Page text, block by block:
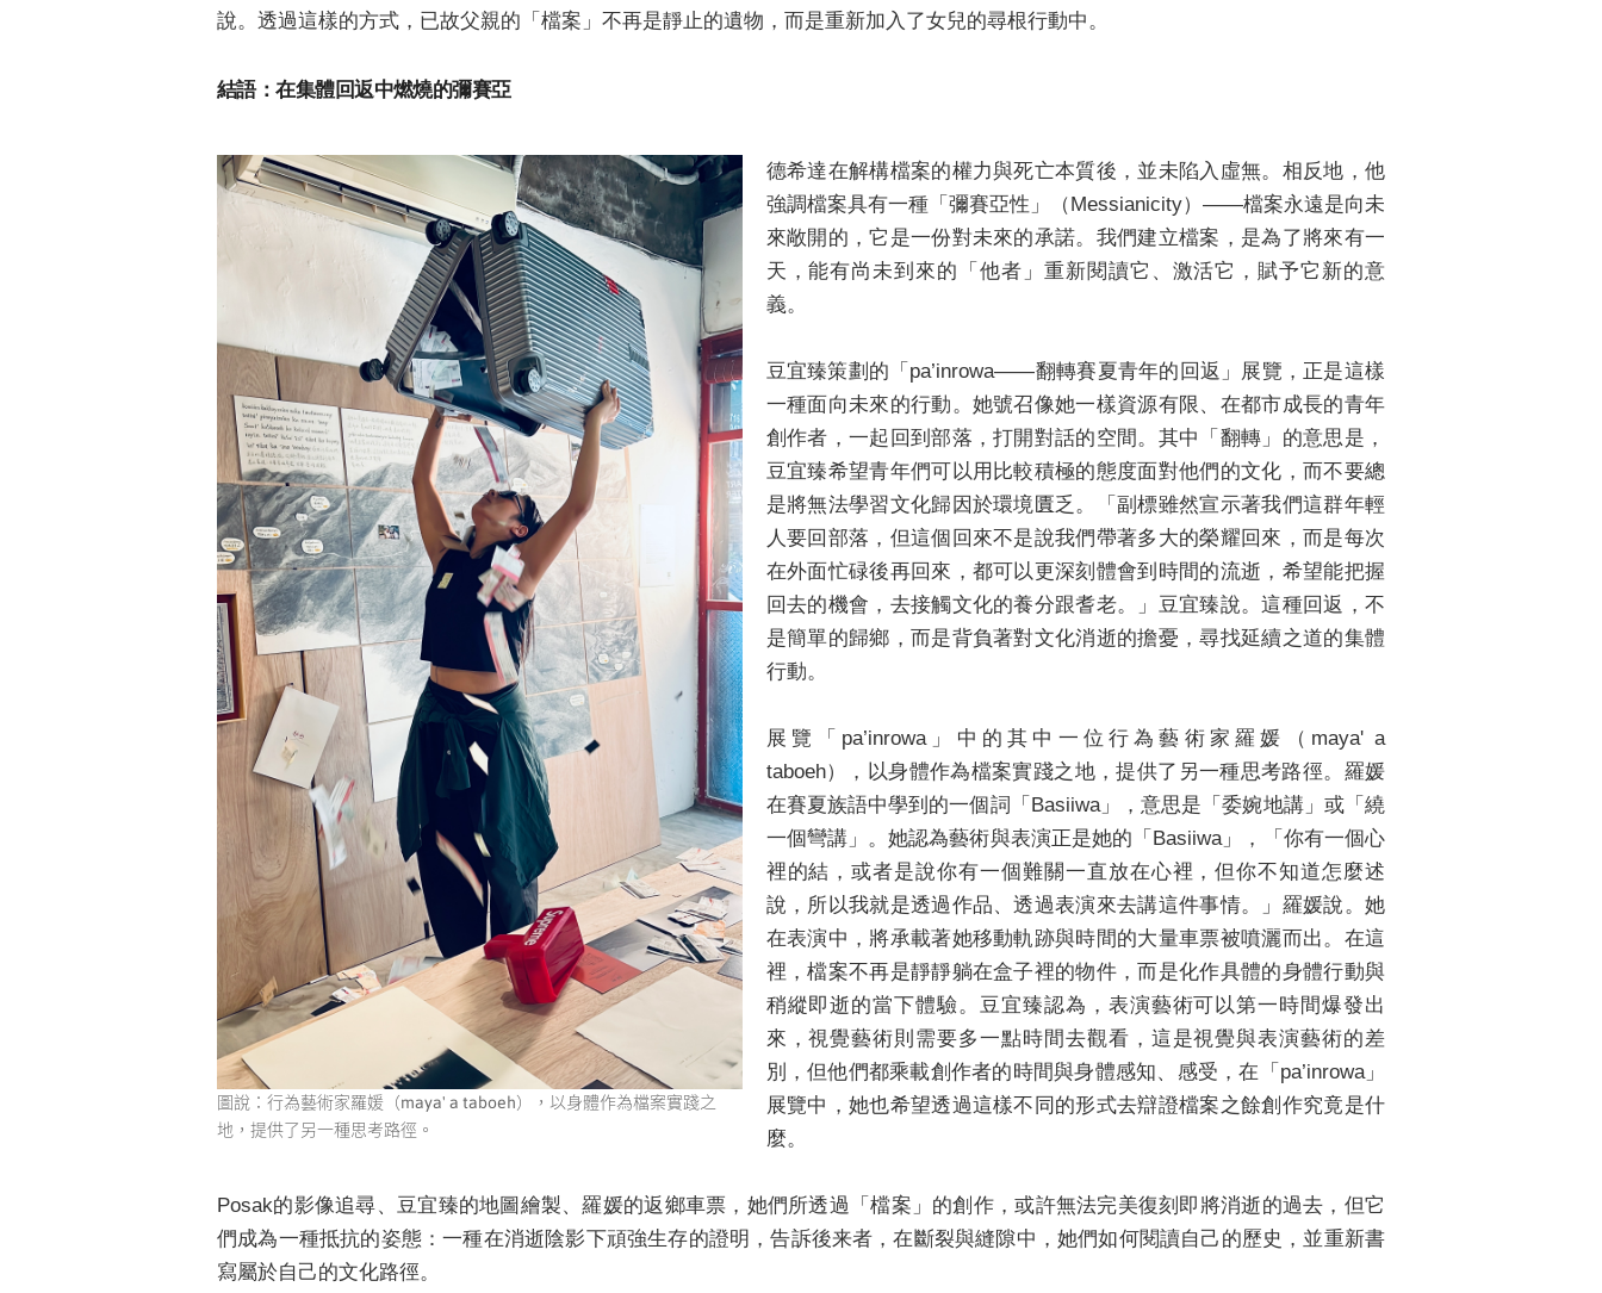
說。透過這樣的方式，已故父親的「檔案」不再是靜止的遺物，而是重新加入了女兒的尋根行動中。
結語：在集體回返中燃燒的彌賽亞
圖說：行為藝術家羅媛（maya' a taboeh），以身體作為檔案實踐之
地，提供了另一種思考路徑。
德希達在解構檔案的權力與死亡本質後，並未陷入虛無。相反地，他
強調檔案具有一種「彌賽亞性」（Messianicity）——檔案永遠是向未
來敞開的，它是一份對未來的承諾。我們建立檔案，是為了將來有一
天，能有尚未到來的「他者」重新閱讀它、激活它，賦予它新的意
義。
豆宜臻策劃的「pa’inrowa——翻轉賽夏青年的回返」展覽，正是這樣
一種面向未來的行動。她號召像她一樣資源有限、在都市成長的青年
創作者，一起回到部落，打開對話的空間。其中「翻轉」的意思是，
豆宜臻希望青年們可以用比較積極的態度面對他們的文化，而不要總
是將無法學習文化歸因於環境匱乏。「副標雖然宣示著我們這群年輕
人要回部落，但這個回來不是說我們帶著多大的榮耀回來，而是每次
在外面忙碌後再回來，都可以更深刻體會到時間的流逝，希望能把握
回去的機會，去接觸文化的養分跟耆老。」豆宜臻說。這種回返，不
是簡單的歸鄉，而是背負著對文化消逝的擔憂，尋找延續之道的集體
行動。
展覽「pa’inrowa」中的其中一位行為藝術家羅媛（maya' a
taboeh），以身體作為檔案實踐之地，提供了另一種思考路徑。羅媛
在賽夏族語中學到的一個詞「Basiiwa」，意思是「委婉地講」或「繞
一個彎講」。她認為藝術與表演正是她的「Basiiwa」，「你有一個心
裡的結，或者是說你有一個難關一直放在心裡，但你不知道怎麼述
說，所以我就是透過作品、透過表演來去講這件事情。」羅媛說。她
在表演中，將承載著她移動軌跡與時間的大量車票被噴灑而出。在這
裡，檔案不再是靜靜躺在盒子裡的物件，而是化作具體的身體行動與
稍縱即逝的當下體驗。豆宜臻認為，表演藝術可以第一時間爆發出
來，視覺藝術則需要多一點時間去觀看，這是視覺與表演藝術的差
別，但他們都乘載創作者的時間與身體感知、感受，在「pa’inrowa」
展覽中，她也希望透過這樣不同的形式去辯證檔案之餘創作究竟是什
麼。
Posak的影像追尋、豆宜臻的地圖繪製、羅媛的返鄉車票，她們所透過「檔案」的創作，或許無法完美復刻即將消逝的過去，但它
們成為一種抵抗的姿態：一種在消逝陰影下頑強生存的證明，告訴後来者，在斷裂與縫隙中，她們如何閱讀自己的歷史，並重新書
寫屬於自己的文化路徑。